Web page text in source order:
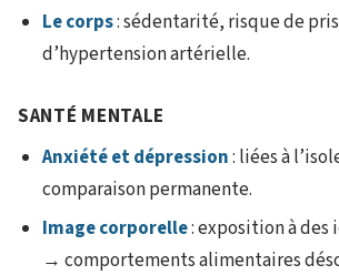
Le corps: sédentarité, risque de
d’hypertension artérielle.
SANTÉ MENTALE
Anxiété et dépression: liées à
comparaison permanente.
Image corporelle: exposition à
→ comportements alimentaires